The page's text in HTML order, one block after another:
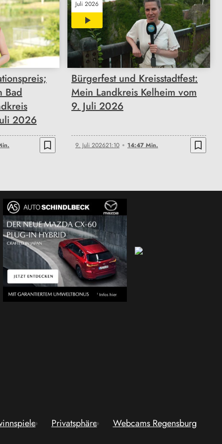
Bad
2026
bookmark_border
Juli 2026
14:47
Bürgerfest und Kreisstadtfest:
Mein Landkreis Kelheim vom
9. Juli 2026
9. Juli 202621:10 14:47 Min. bookmark_border
Privatsphäre Webcams Regensburg